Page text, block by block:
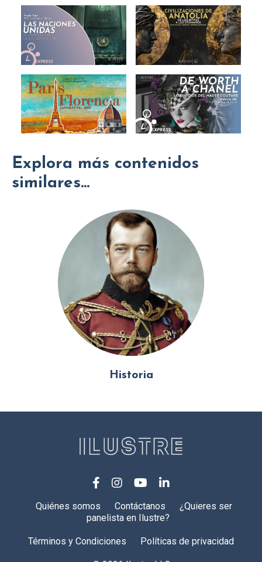
Explora más contenidos
similares...
Historia
Quiénes somos Contáctanos
¿Quieres ser
panelista en Ilustre?
Términos y Condiciones Políticas de privacidad